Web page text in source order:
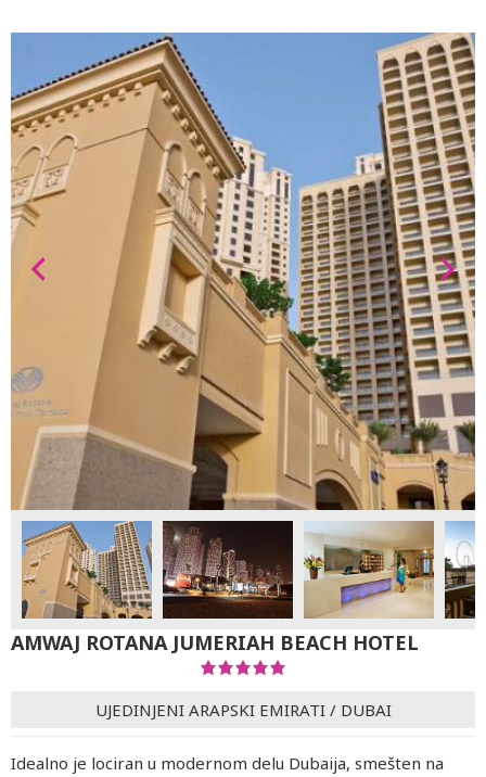
AMWAJ ROTANA JUMERIAH BEACH HOTEL
UJEDINJENI ARAPSKI EMIRATI/ DUBAI
Idealno je lociran u modernom delu Dubaija, smešten na